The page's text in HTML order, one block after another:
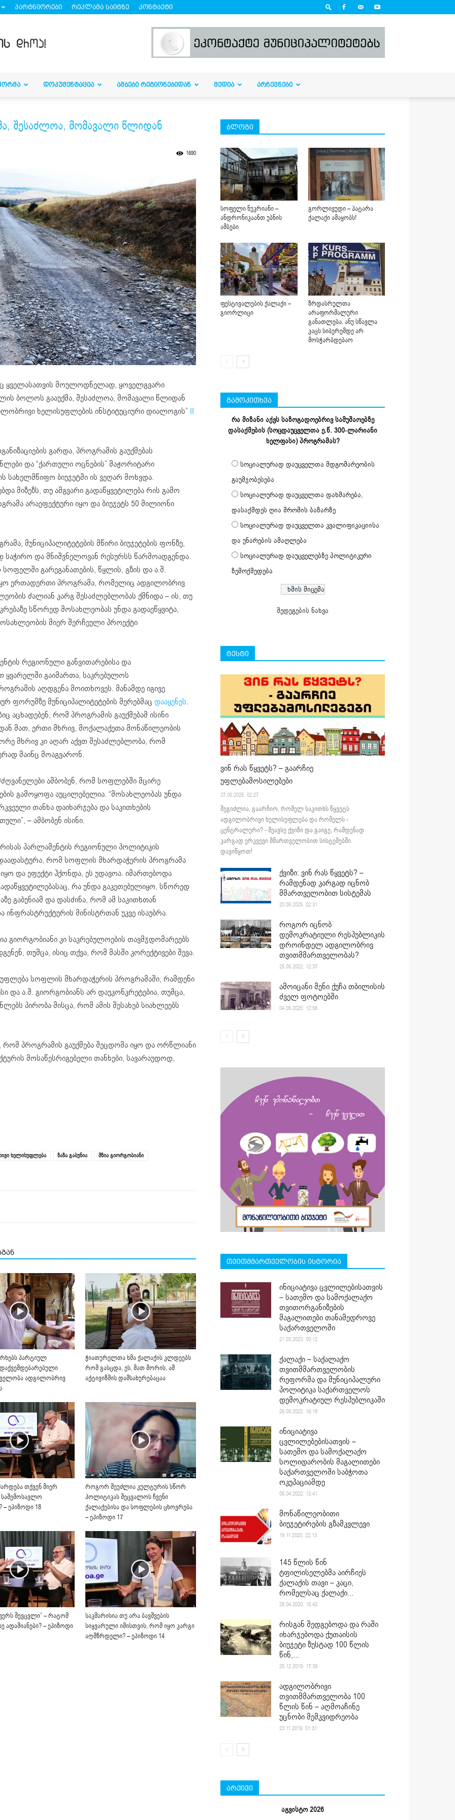
პარტნიორები რეკლამა საიტზე კონტაქტი
ᲓᲝᲙᲣᲛᲔᲜᲢᲐᲪᲘᲐ ᲐᲛᲑᲔᲑᲘ ᲠᲔᲒᲘᲝᲜᲔᲑᲘᲓᲐᲜ ᲛᲔᲓᲘᲐ ᲐᲠᲩᲔᲕᲜᲔᲑᲘ
შესაძლოა, მომავალი წლიდან
1690
ყველასათვის მოულოდნელად, ყოველგვარი
ბოლოს გააუქმა, შესაძლოა, მომავალი წლიდან
ხელისუფლების ინსტიტუციური დიალოგის” II
გარდა, პროგრამის გაუქმებას
და “ქართული ოცნების” მაჟორიტარი
სახელმწიფო ბიუჯეტში ის ვეღარ მოხვდა.
მიზეზს, თუ ამგვარი გადაწყვეტილება რის გამო
არაეფექტური იყო და ბიუჯეტს 50 მილიონი
მუნიციპალიტეტების მწირი ბიუჯეტების ფონზე,
და მნიშვნელოვან რესურსს წარმოადგენდა.
გარეგანათების, წყლის, გზის და ა.შ.
ერთადერთი პროგრამა, რომელიც ადგილობრივ
ძალიან კარგ შესაძლებლობას ქმნიდა – ის, თუ
სწორედ მოსახლეობას უნდა გადაეწყვიტა,
მიერ შერჩეული პროექტი
რეგიონული განვითარებისა და
ყვარელში გაიმართა, საკრებულოს
აღდგენა მოითხოვეს. მანამდე იგივე
ფორუმზე მუნიციპალიტეტების მერებმაც დააყენეს.
აცხადებენ, რომ პროგრამის გაუქმებამ ისინი
მათ, ერთი მხრივ, მოქალაქეთა მონაწილეობის
მხრივ კი აღარ აქვთ შესაძლებლობა, რომ
მაინც მოაგვარონ.
ამბობენ, რომ სოფლებში მცირე
გამოყოფა აუცილებელია. “მოსახლეობას უნდა
თანხა დაიხარჯება და საკითხების
– ამბობენ ისინი.
პარლამენტის რეგიონული პოლიტიკის
დაადასტურა, რომ სოფლის მხარდაჭერის პროგრამა
და ეფექტი ჰქონდა, ეს უდავოა. იმართებოდა
რა უნდა გაკეთებულიყო, სწორედ
გაბუნიამ და დასძინა, რომ ამ საკითხთან
მინისტრთან უკვე ისაუბრა.
გიორგობიანი კი საკრებულოების თავმჯდომარეებს
თუმცა, ისიც თქვა, რომ მასში კორექტივები შევა.
სოფლის მხარდაჭერის პროგრამაში, რამდენი
და ა.შ. გიორგობიანს არ დაუკონკრეტებია, თუმცა,
პირობა მისცა, რომ ამის შესახებ სიახლეებს
რომ პროგრამის გაუქმება შეცდომა იყო და ორწლიანი
მოსაწესრიგებელი თანხები, სავარაუდოდ,
ხელისუფლება ზაზა გაბუნია
მზია გიორგობიანი
პარტიულ
ადგილობრივ
ჭიათურელთა ხმა ქალაქის კლდეებს
რომ გასცდა, ეს, მათ შორის, ამ
აქტივიზმის დამსახურებაცაა
თქვენ მიერ
– ეპიზოდი 18
როგორ შეუძლია კულტურის სწორ
პოლიტიკას შეცვალოს ჩვენი
ქალაქებისა და სოფლების ცხოვრება
– ეპიზოდი 17
შევცვლი” – რატომ
ადამიანები? – ეპიზოდი
საკმარისია თუ არა ბავშვების
სიყვარული იმისთვის, რომ იყო კარგი
აღმზრდელი? – ეპიზოდი 14
ბლოგი
სოფელი ნუკრიანი –
ანდრონიკაანთ უბნის
ამბები
გორლივუდი – პატარა
ქალაქი ამაყობს!
ფესტივალების ქალაქი –
გიორლიცი
ზრდასრულთა
არაფორმალური
განათლება, ანუ სწავლა
კაცს სიბერემდე არ
მოსჭარბდებაო
გამოკითხვა
რა მიზანი აქვს საზოგადოებრივ სამუშაოებზე
დასაქმების (სოცდაუცველთა ე.წ. 300-ლარიანი
ხელფასი) პროგრამას?
სოციალურად დაუცველთა მდგომარეობის
გაუმჯობესება
სოციალურად დაუცველთა დახმარება,
დასაქმდეს ღია შრომის ბაზარზე
სოციალურად დაუცველთა კვალიფიკაციისა
და უნარების ამაღლება
სოციალურად დაუცველებზე პოლიტიკური
ზემოქმედება
შედეგების ნახვა
ტესტი
ვინ რას წყვეტს? – გაარჩიე
უფლებამოსილებები
27.05.2025. 02:27
შეგიძლია, გაარჩიო, რომელ საკითხს წყვეტს
ადგილობრივი ხელისუფლება და რომელს -
ცენტრალური? - შეავსე ქვიზი და გაიგე, რამდენად
კარგად ერკვევი მმართველობით სისტემებში.
დავიწყოთ!
ქვიზი: ვინ რას წყვეტს? –
რამდენად კარგად იცნობ
მმართველობით სისტემას
20.05.2025. 02:31
როგორ იცნობ
დემოკრატიული რესპუბლიკის
დროინდელ ადგილობრივ
თვითმმართველობას?
25.05.2022. 12:37
ამოიცანი შენი ქუჩა თბილისის
ძველ ფოტოებში
04.05.2020. 12:58
თვითმმართველობის ისტორია
ინიციატივა ცვლილებისათვის
– სათემო და სამოქალაქო
თვითორგანიზების
მაგალითები თანამედროვე
საქართველოში
21.03.2023. 00:12
ქალაქი – საქალაქო
თვითმმართველობის
რეფორმა და მუნიციპალური
პოლიტიკა საქართველოს
დემოკრატიულ რესპუბლიკაში
25.05.2022. 16:18
ინიციატივა
ცვლილებებისათვის –
სათემო და სამოქალაქო
სოლიდარობის მაგალითები
საქართველოში საბჭოთა
ოკუპაციამდე
05.04.2022. 13:41
მონაწილეობითი
ბიუჯეტირების გზამკვლევი
19.11.2020. 22:13
145 წლის წინ
ტფილისელებმა აირჩიეს
ქალაქის თავი – კაცი,
რომელსაც ქალაქი...
28.04.2020. 15:42
რისგან შედგებოდა და რაში
იხარჯებოდა ქუთაისის
ბიუჯეტი ზუსტად 100 წლის
წინ,...
25.12.2019. 17:39
ადგილობრივი
თვითმმართველობა 100
წლის წინ – აღმოაჩინე
უცნობი მემკვიდრეობა
23.11.2019. 01:31
არქივი
აგვისტო 2026